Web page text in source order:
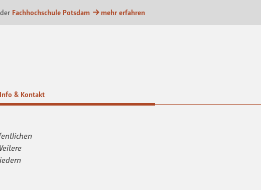
Fachhochschule Potsdam mehr erfahren
Info & Kontakt